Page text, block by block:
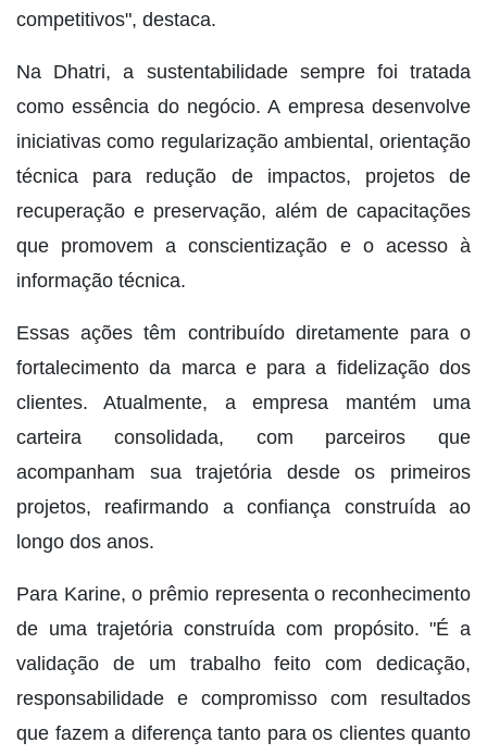
competitivos", destaca.
Na Dhatri, a sustentabilidade sempre foi tratada
como essência do negócio. A empresa desenvolve
iniciativas como regularização ambiental, orientação
técnica para redução de impactos, projetos de
recuperação e preservação, além de capacitações
que promovem a conscientização e o acesso à
informação técnica.
Essas ações têm contribuído diretamente para o
fortalecimento da marca e para a fidelização dos
clientes. Atualmente, a empresa mantém uma
carteira consolidada, com parceiros que
acompanham sua trajetória desde os primeiros
projetos, reafirmando a confiança construída ao
longo dos anos.
Para Karine, o prêmio representa o reconhecimento
de uma trajetória construída com propósito. "É a
validação de um trabalho feito com dedicação,
responsabilidade e compromisso com resultados
que fazem a diferença tanto para os clientes quanto